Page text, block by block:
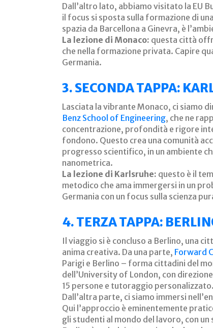
Dall’altro lato, abbiamo visitato la EU
il focus si sposta sulla formazione di
spazia da Barcellona a Ginevra, è
La lezione di Monaco: questa città
che nella formazione privata. Capire
Germania.
3. SECONDA TAPPA:
Lasciata la vibrante Monaco, ci siamo
Benz School of Engineering, che ne
concentrazione, profondità e rigore
fondono. Questo crea una comunità
progresso scientifico, in un ambiente
nanometrica.
La lezione di Karlsruhe: questo è il
metodico che ama immergersi in un
Germania con un focus sulla scienza
4. TERZA TAPPA:
Il viaggio si è concluso a Berlino, una
anima creativa. Da una parte, Forward
Parigi e Berlino – forma cittadini del
dell’University of London, con
15 persone e tutoraggio personalizzato.
Dall’altra parte, ci siamo immersi
Qui l’approccio è eminentemente
gli studenti al mondo del lavoro, con